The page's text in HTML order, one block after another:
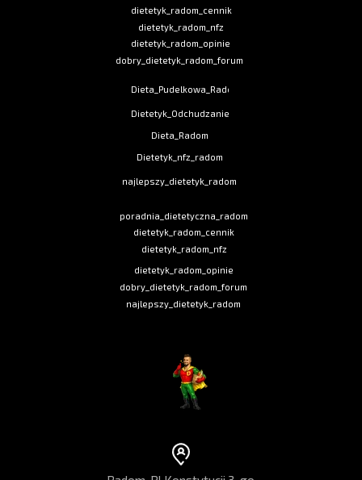
najlepszy_dietetyk_radom
dobry_dietetyk_radom_forum
dietetyk_radom_opinie
dietetyk_radom_nfz
dietetyk_radom_cennik
poradnia_dietetyczna_radom
najlepszy_dietetyk_radom
Dietetyk_Odchudzanie
Dietetyk_nfz_radom
Dieta_Pudelkowa_Radom
Dieta_Radom
dobry_dietetyk_radom_forum
dietetyk_radom_opinie
dietetyk_radom_nfz
dietetyk_radom_cennik